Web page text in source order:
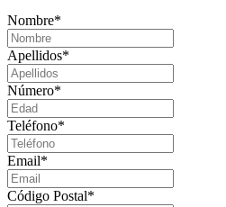
Nombre*
Apellidos*
Número*
Teléfono*
Email*
Código Postal*